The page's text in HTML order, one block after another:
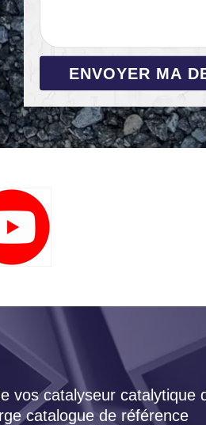
vos catalyseur catalytique
catalogue de référence